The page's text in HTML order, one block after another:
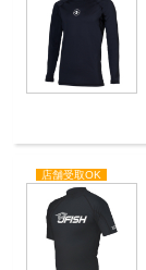
店舗受取OK